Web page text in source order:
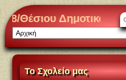
Σχολείου Λίμνης!
ΤοΣχολείο μας